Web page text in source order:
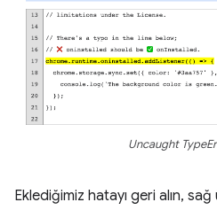
Uncaught
Eklediğimiz hatayı geri alın,